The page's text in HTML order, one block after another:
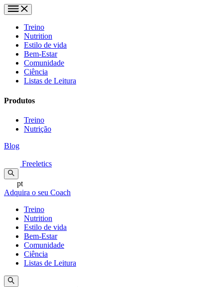
Treino
Nutrition
Estilo de vida
Bem-Estar
Comunidade
Ciência
Listas de Leitura
Produtos
Treino
Nutrição
Blog
Freeletics
pt
Adquira o seu Coach
Treino
Nutrition
Estilo de vida
Bem-Estar
Comunidade
Ciência
Listas de Leitura